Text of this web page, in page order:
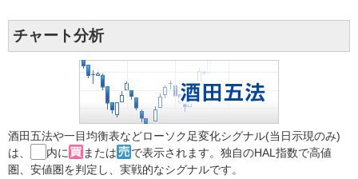
チャート分析
酒田五法や一目均衡表などローソク足変化シグナル(当日示現のみ)
は、
内に または
で表示されます。独自のHAL指数で高値
圏、安値圏を判定し、実戦的なシグナルです。